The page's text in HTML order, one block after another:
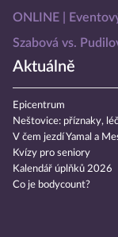
ONLINE
Szabová vs.
Aktuálně
Epicentrum
Neštovice: příznaky,
V čem jezdí Yamal a
Kvízy pro seniory
Kalendář úplňků 2026
Co je bodycount?